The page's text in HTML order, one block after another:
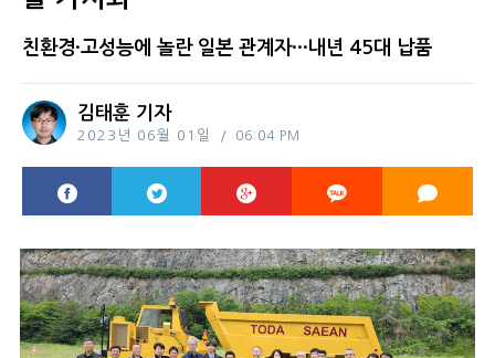
친환경·고성능에 놀란 일본 관계자···내년 45대 납품
김태훈 기자
2023년 06월 01일 06:04 PM